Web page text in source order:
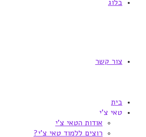
בלוג
צור קשר
בית
טאי צ'י
אודות הטאי צ'י
רוצים ללמוד טאי צ'י?